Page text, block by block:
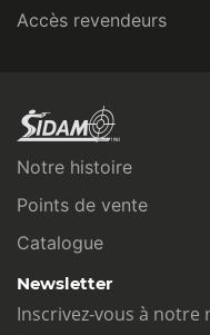
Accès revendeurs
Notre histoire
Points de vente
Catalogue
Newsletter
Inscrivez-vous à notre